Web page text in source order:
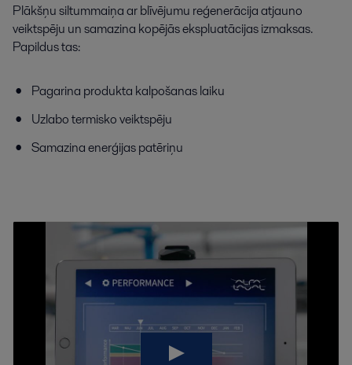
Plākšņu siltummaiņa ar blīvējumu reģenerācija atjauno
veiktspēju un samazina kopējās ekspluatācijas izmaksas.
Papildus tas:
Pagarina produkta kalpošanas laiku
Uzlabo termisko veiktspēju
Samazina enerģijas patēriņu